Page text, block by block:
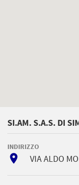
SI.AM. S.A.S. DI
INDIRIZZO
room VIA ALDO